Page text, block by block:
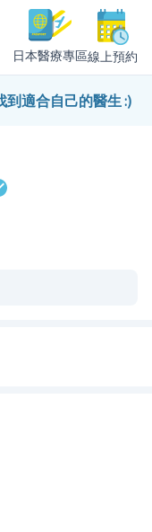
日本醫療專區線上預約
到適合自己的醫生 :)